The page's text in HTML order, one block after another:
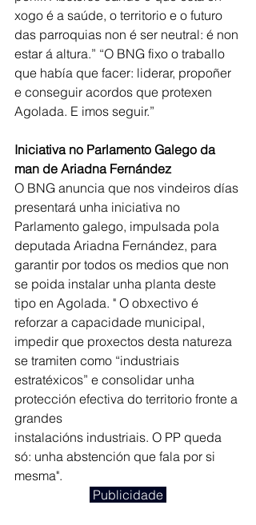
xogo é a saúde, o territorio e o futuro
das parroquias non é ser neutral: é non
estar á altura.” “O BNG fixo o traballo
que había que facer: liderar, propoñer
e conseguir acordos que protexen
Agolada. E imos seguir.”
Iniciativa no Parlamento Galego da
man de Ariadna Fernández
O BNG anuncia que nos vindeiros días
presentará unha iniciativa no
Parlamento galego, impulsada pola
deputada Ariadna Fernández, para
garantir por todos os medios que non
se poida instalar unha planta deste
tipo en Agolada. " O obxectivo é
reforzar a capacidade municipal,
impedir que proxectos desta natureza
se tramiten como “industriais
estratéxicos” e consolidar unha
protección efectiva do territorio fronte a
grandes
instalacións industriais. O PP queda
só: unha abstención que fala por si
mesma".
Publicidade